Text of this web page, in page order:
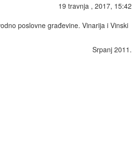
19 travnja , 2017, 15:42
poslovne građevine. Vinarija i Vinski
Srpanj 2011.